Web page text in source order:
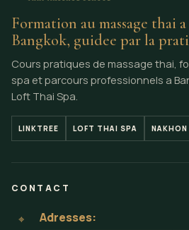
Formation au massage thai a
Bangkok, guidee par la
Cours pratiques de massage thai,
spa et parcours professionnels a
Loft Thai Spa.
LINKTREE LOFT THAI SPA NAKHON
CONTACT
⌖ Adresses: